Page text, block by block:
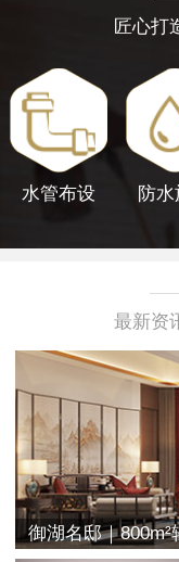
匠心打
水管布设 防
最新资